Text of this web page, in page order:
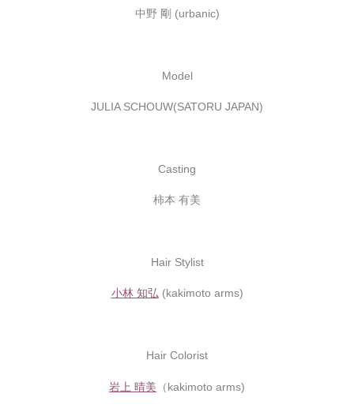
中野 剛 (urbanic)
Model
JULIA SCHOUW(SATORU JAPAN)
Casting
柿本 有美
Hair Stylist
小林 知弘 (kakimoto arms)
Hair Colorist
岩上 晴美 （kakimoto arms)